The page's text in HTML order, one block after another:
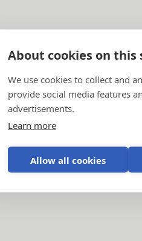
About cookies on this
We use cookies to collect and
provide social media features
advertisements.
Learn more
Allow all cookies
Eğitici